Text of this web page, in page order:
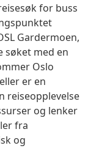
for buss
Gardermoen,
søket med en
Oslo
er en
reiseopplevelse
og lenker
fra
og